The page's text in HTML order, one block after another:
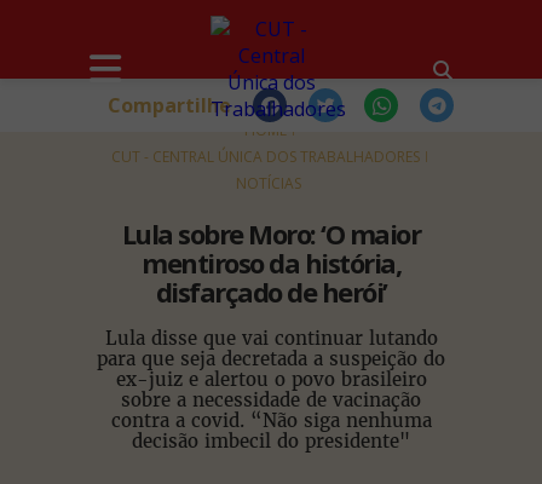
HOME
CUT - CENTRAL ÚNICA DOS TRABALHADORES
NOTÍCIAS
Lula sobre Moro: ‘O maior
mentiroso da história,
disfarçado de herói’
Lula disse que vai continuar lutando
para que seja decretada a suspeição do
ex-juiz e alertou o povo brasileiro
sobre a necessidade de vacinação
contra a covid. “Não siga nenhuma
decisão imbecil do presidente"
Compartilhe